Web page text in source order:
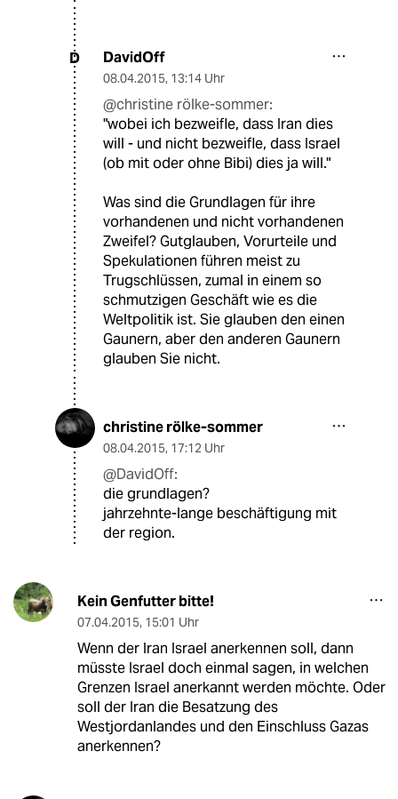
D DavidOff
08.04.2015, 13:14 Uhr
@christine rölke-sommer:
"wobei ich bezweifle, dass Iran dies
will - und nicht bezweifle, dass Israel
(ob mit oder ohne Bibi) dies ja will."
Was sind die Grundlagen für ihre
vorhandenen und nicht vorhandenen
Zweifel? Gutglauben, Vorurteile und
Spekulationen führen meist zu
Trugschlüssen, zumal in einem so
schmutzigen Geschäft wie es die
Weltpolitik ist. Sie glauben den einen
Gaunern, aber den anderen Gaunern
glauben Sie nicht.
christine rölke-sommer
08.04.2015, 17:12 Uhr
@DavidOff:
die grundlagen?
jahrzehnte-lange beschäftigung mit
der region.
Kein Genfutter bitte!
07.04.2015, 15:01 Uhr
Wenn der Iran Israel anerkennen soll, dann
müsste Israel doch einmal sagen, in welchen
Grenzen Israel anerkannt werden möchte. Oder
soll der Iran die Besatzung des
Westjordanlandes und den Einschluss Gazas
anerkennen?